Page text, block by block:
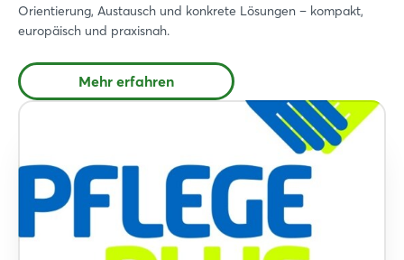
Orientierung, Austausch und konkrete Lösungen – kompakt,
europäisch und praxisnah.
Mehr erfahren
Passwort vergessen?
Noch nicht angemeldet?